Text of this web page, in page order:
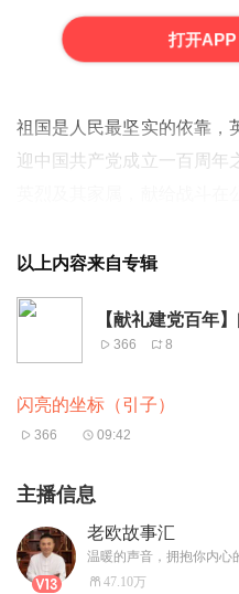
打开
祖国是人民最坚实的依靠，
迎中国共产党成立一百周年
曲《英雄赞歌》，飘过半个
中国人的心扉。
老的传说，而非江湖。
每一个英雄，都在那个特定
“铭记英雄，崇尚英雄，捍
这不仅是一种民族认知，
以上内容来自专辑
【献礼建党百年
366 8
闪亮的坐标（引子）
366 09:42
主播信息
老欧故事汇
47.10万